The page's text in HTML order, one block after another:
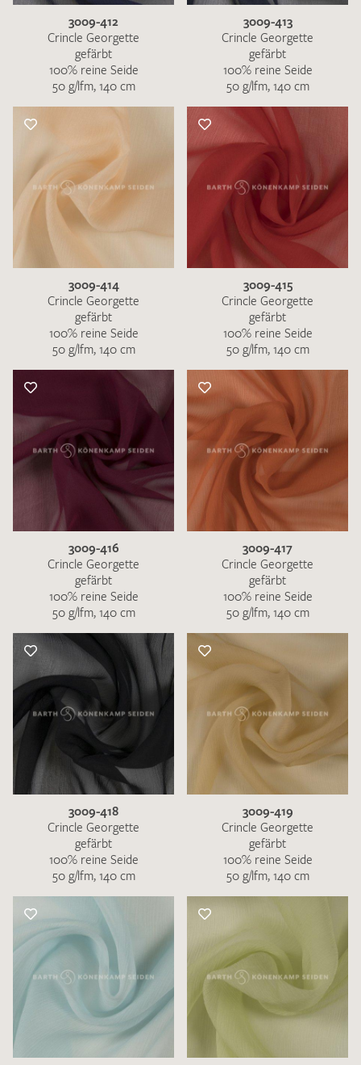
3009-412
Crincle Georgette
gefärbt
100% reine Seide
50 g/lfm, 140 cm
3009-413
Crincle Georgette
gefärbt
100% reine Seide
50 g/lfm, 140 cm
3009-414
Crincle Georgette
gefärbt
100% reine Seide
50 g/lfm, 140 cm
3009-415
Crincle Georgette
gefärbt
100% reine Seide
50 g/lfm, 140 cm
3009-416
Crincle Georgette
gefärbt
100% reine Seide
50 g/lfm, 140 cm
3009-417
Crincle Georgette
gefärbt
100% reine Seide
50 g/lfm, 140 cm
3009-418
Crincle Georgette
gefärbt
100% reine Seide
50 g/lfm, 140 cm
3009-419
Crincle Georgette
gefärbt
100% reine Seide
50 g/lfm, 140 cm